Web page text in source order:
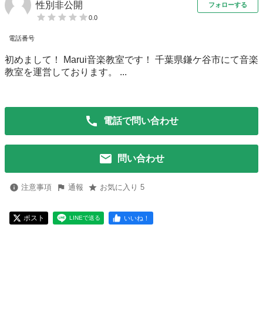
性別非公開
0.0
フォローする
電話番号
初めまして！ Marui音楽教室です！ 千葉県鎌ケ谷市にて音楽
教室を運営しております。 ...
電話で問い合わせ
問い合わせ
注意事項 通報 お気に入り 5
ポスト LINEで送る いいね！